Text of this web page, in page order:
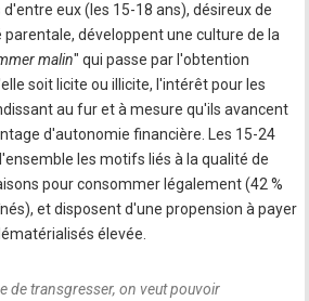
eux (les 15-18 ans), désireux de
développent une culture de la
malin" qui passe par l'obtention
soit licite ou illicite, l'intérêt pour les
au fur et à mesure qu'ils avancent
d'autonomie financière. Les 15-24
les motifs liés à la qualité de
pour consommer légalement (42 %
et disposent d'une propension à payer
élevée.
de transgresser, on veut pouvoir